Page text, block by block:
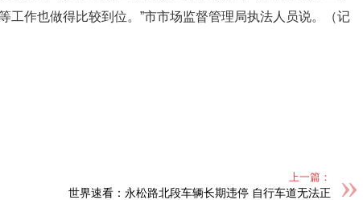
工作也做得比较到位。”市市场监督管理局执法人员说。（记
上一篇：
世界速看：永松路北段车辆长期违停 自行车道无法正